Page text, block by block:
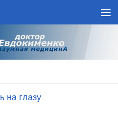
на глазу